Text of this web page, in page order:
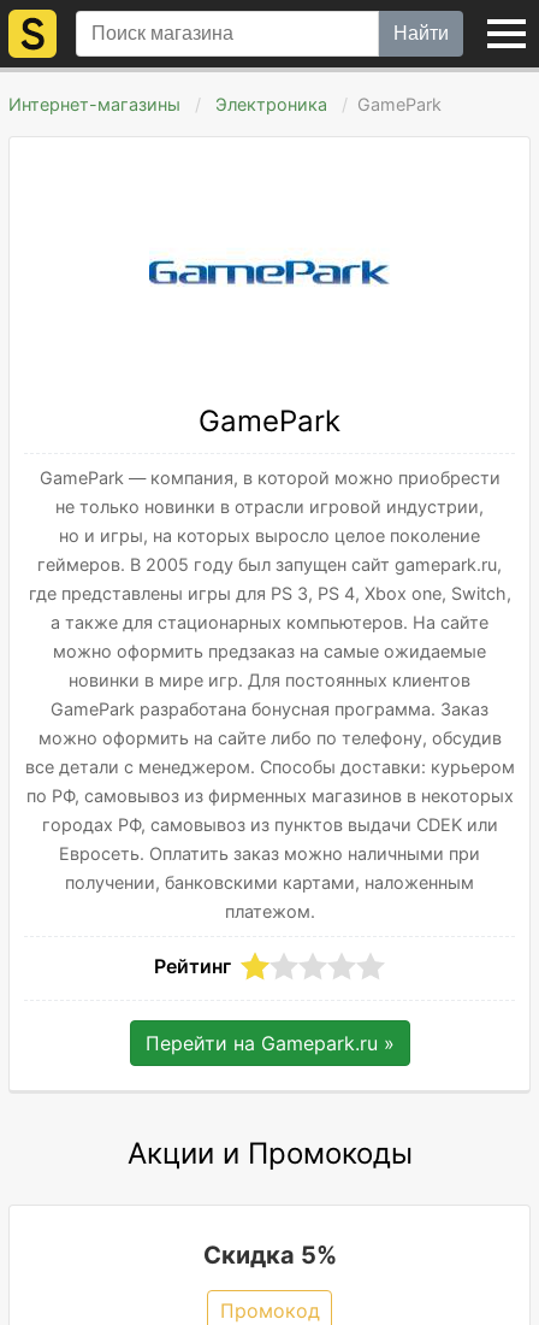
Найти
Интернет-магазины Электроника GamePark
GamePark
GamePark — компания, в которой можно приобрести
не только новинки в отрасли игровой индустрии,
но и игры, на которых выросло целое поколение
геймеров. В 2005 году был запущен сайт gamepark.ru,
где представлены игры для PS 3, PS 4, Xbox one, Switch,
а также для стационарных компьютеров. На сайте
можно оформить предзаказ на самые ожидаемые
новинки в мире игр. Для постоянных клиентов
GamePark разработана бонусная программа. Заказ
можно оформить на сайте либо по телефону, обсудив
все детали с менеджером. Способы доставки: курьером
по РФ, самовывоз из фирменных магазинов в некоторых
городах РФ, самовывоз из пунктов выдачи CDEK или
Евросеть. Оплатить заказ можно наличными при
получении, банковскими картами, наложенным
платежом.
Рейтинг
Перейти на Gamepark.ru »
Акции и Промокоды
Скидка 5%
Промокод